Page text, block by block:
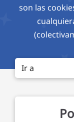
son las
Ir a